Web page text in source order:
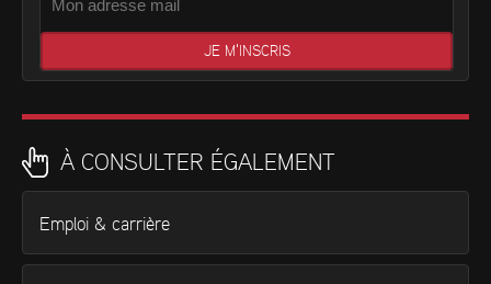
À CONSULTER ÉGALEMENT
Emploi & carrière